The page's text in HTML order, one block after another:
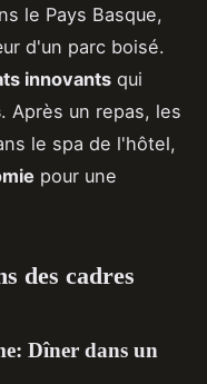
le Pays Basque,
d'un parc boisé.
innovants qui
. Après un repas, les
le spa de l'hôtel,
pour une
des cadres
Dîner dans un